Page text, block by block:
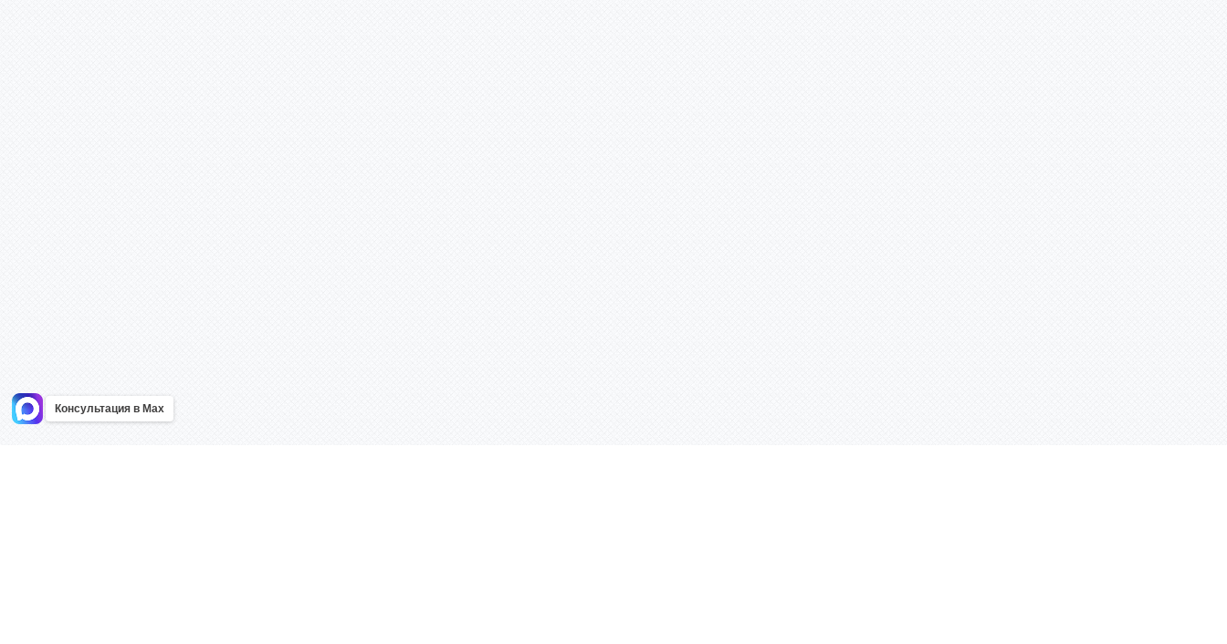
Консультация в Max